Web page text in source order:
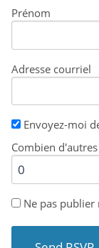
Prénom
Adresse courriel
Envoyez-moi
Combien
Ne pas publier